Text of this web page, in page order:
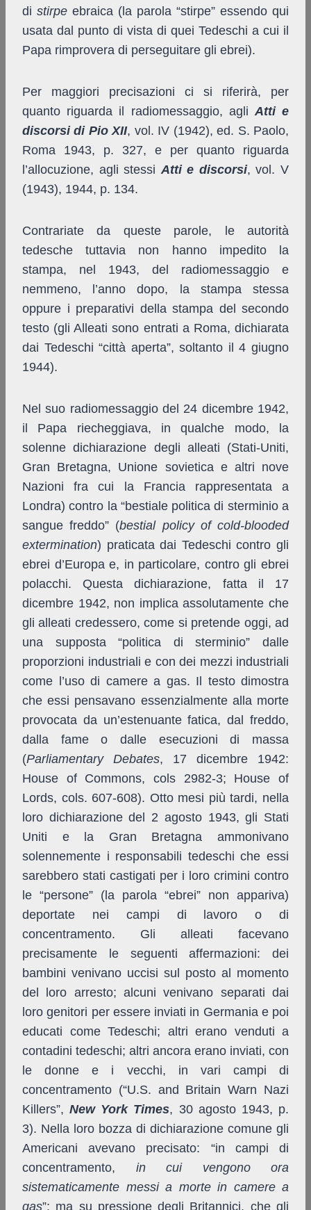
di stirpe ebraica (la parola “stirpe” essendo qui
usata dal punto di vista di quei Tedeschi a cui il
Papa rimprovera di perseguitare gli ebrei).
Per maggiori precisazioni ci si riferirà, per
quanto riguarda il radiomessaggio, agliAtti e
discorsi di Pio XII, vol. IV (1942), ed. S. Paolo,
Roma 1943, p. 327, e per quanto riguarda
l’allocuzione, agli stessiAtti e discorsi, vol. V
(1943), 1944, p. 134.
Contrariate da queste parole, le autorità
tedesche tuttavia non hanno impedito la
stampa, nel 1943, del radiomessaggio e
nemmeno, l’anno dopo, la stampa stessa
oppure i preparativi della stampa del secondo
testo (gli Alleati sono entrati a Roma, dichiarata
dai Tedeschi “città aperta”, soltanto il 4 giugno
1944).
Nel suo radiomessaggio del 24 dicembre 1942,
il Papa riecheggiava, in qualche modo, la
solenne dichiarazione degli alleati (Stati-Uniti,
Gran Bretagna, Unione sovietica e altri nove
Nazioni fra cui la Francia rappresentata a
Londra) contro la “bestiale politica di sterminio a
sangue freddo” (bestial policy of cold-blooded
extermination) praticata dai Tedeschi contro gli
ebrei d’Europa e, in particolare, contro gli ebrei
polacchi. Questa dichiarazione, fatta il 17
dicembre 1942, non implica assolutamente che
gli alleati credessero, come si pretende oggi, ad
una supposta “politica di sterminio” dalle
proporzioni industriali e con dei mezzi industriali
come l’uso di camere a gas. Il testo dimostra
che essi pensavano essenzialmente alla morte
provocata da un’estenuante fatica, dal freddo,
dalla fame o dalle esecuzioni di massa
(Parliamentary Debates, 17 dicembre 1942:
House of Commons, cols 2982-3; House of
Lords, cols. 607-608). Otto mesi più tardi, nella
loro dichiarazione del 2 agosto 1943, gli Stati
Uniti e la Gran Bretagna ammonivano
solennemente i responsabili tedeschi che essi
sarebbero stati castigati per i loro crimini contro
le “persone” (la parola “ebrei” non appariva)
deportate nei campi di lavoro o di
concentramento. Gli alleati facevano
precisamente le seguenti affermazioni: dei
bambini venivano uccisi sul posto al momento
del loro arresto; alcuni venivano separati dai
loro genitori per essere inviati in Germania e poi
educati come Tedeschi; altri erano venduti a
contadini tedeschi; altri ancora erano inviati, con
le donne e i vecchi, in vari campi di
concentramento (“U.S. and Britain Warn Nazi
Killers”,New York Times, 30 agosto 1943, p.
3). Nella loro bozza di dichiarazione comune gli
Americani avevano precisato: “in campi di
concentramento, in cui vengono ora
sistematicamente messi a morte in camere a
gas”; ma su pressione degli Britannici, che gli